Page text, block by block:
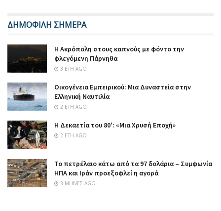
ΔΗΜΟΦΙΛΗ ΣΗΜΕΡΑ
Η Ακρόπολη στους καπνούς με φόντο την
φλεγόμενη Πάρνηθα
3 ΈΤΗ AGO
Οικογένεια Εμπειρικού: Μια Δυναστεία στην
Ελληνική Ναυτιλία
2 ΈΤΗ AGO
Η Δεκαετία του 80′: «Μια Χρυσή Εποχή»
2 ΈΤΗ AGO
Το πετρέλαιο κάτω από τα 97 δολάρια – Συμφωνία
ΗΠΑ και Ιράν προεξοφλεί η αγορά
3 ΜΉΝΕΣ AGO